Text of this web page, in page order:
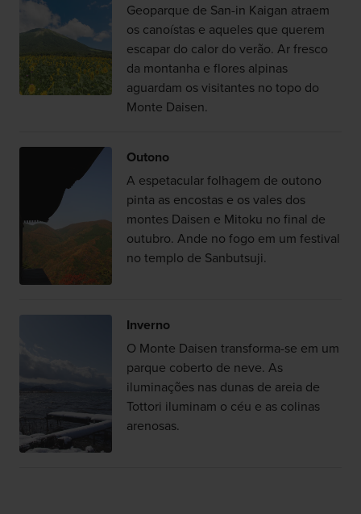
Geoparque de San-in Kaigan atraem
os canoístas e aqueles que querem
escapar do calor do verão. Ar fresco
da montanha e flores alpinas
aguardam os visitantes no topo do
Monte Daisen.
Outono
A espetacular folhagem de outono
pinta as encostas e os vales dos
montes Daisen e Mitoku no final de
outubro. Ande no fogo em um festival
no templo de Sanbutsuji.
Inverno
O Monte Daisen transforma-se em um
parque coberto de neve. As
iluminações nas dunas de areia de
Tottori iluminam o céu e as colinas
arenosas.